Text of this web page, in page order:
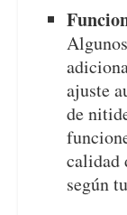
ajuste
de
calidad
según